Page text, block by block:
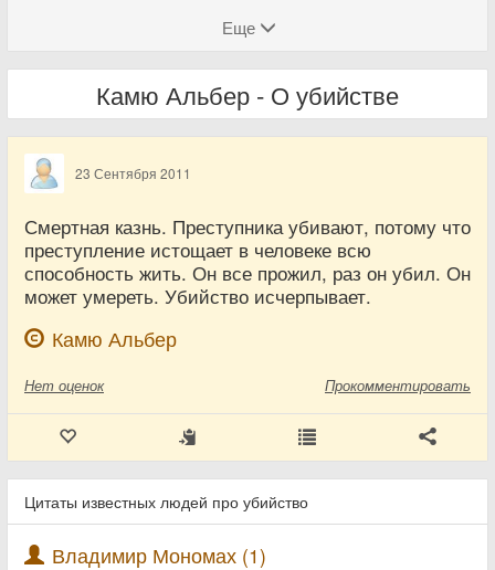
Еще
Камю Альбер - О убийстве
23 Сентября 2011
Смертная казнь. Преступника убивают, потому что
преступление истощает в человеке всю
способность жить. Он все прожил, раз он убил. Он
может умереть. Убийство исчерпывает.
Камю Альбер
Нет оценок Прокомментировать
Цитаты известных людей про убийство
Владимир Мономах (1)